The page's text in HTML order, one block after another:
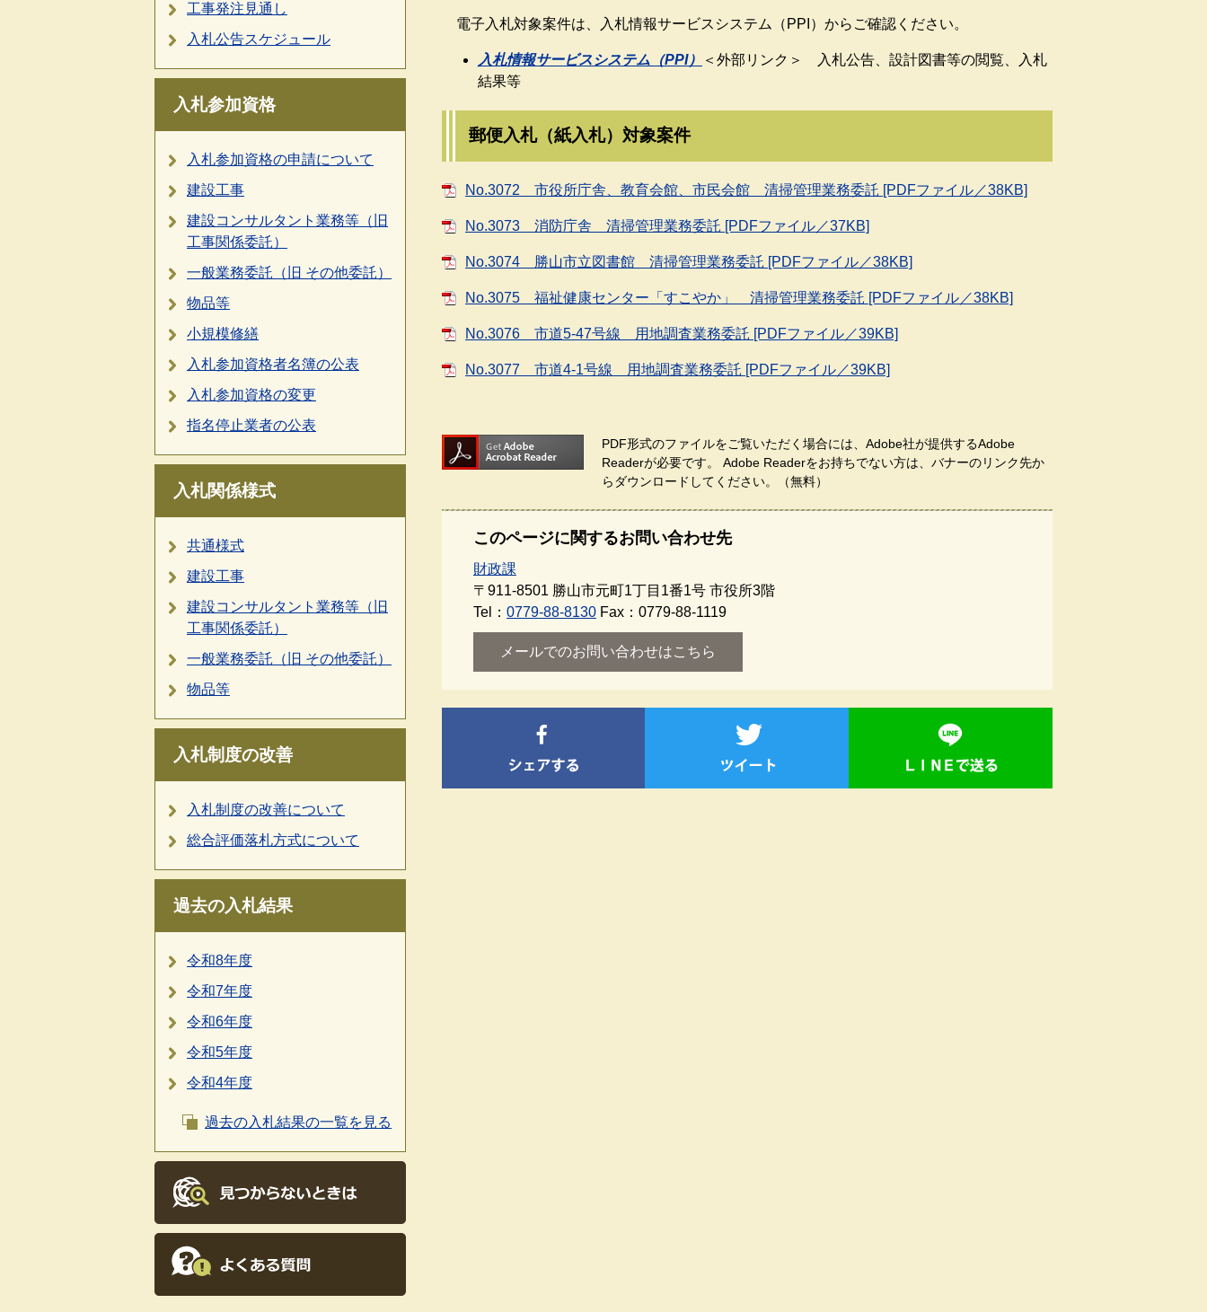
工事発注見通し
入札公告スケジュール
入札参加資格
入札参加資格の申請について
建設工事
建設コンサルタント業務等（旧
工事関係委託）
一般業務委託（旧 その他委託）
物品等
小規模修繕
入札参加資格者名簿の公表
入札参加資格の変更
指名停止業者の公表
入札関係様式
共通様式
建設工事
建設コンサルタント業務等（旧
工事関係委託）
一般業務委託（旧 その他委託）
物品等
入札制度の改善
入札制度の改善について
総合評価落札方式について
過去の入札結果
令和8年度
令和7年度
令和6年度
令和5年度
令和4年度
過去の入札結果の一覧を見る
電子入札対象案件は、入札情報サービスシステム（PPI）からご確認ください。
入札情報サービスシステム（PPI） ＜外部リンク＞ 入札公告、設計図書等の閲覧、入札
結果等
郵便入札（紙入札）対象案件
No.3072 市役所庁舎、教育会館、市民会館 清掃管理業務委託 [PDFファイル／38KB]
No.3073 消防庁舎 清掃管理業務委託 [PDFファイル／37KB]
No.3074 勝山市立図書館 清掃管理業務委託 [PDFファイル／38KB]
No.3075 福祉健康センター「すこやか」 清掃管理業務委託 [PDFファイル／38KB]
No.3076 市道5-47号線 用地調査業務委託 [PDFファイル／39KB]
No.3077 市道4-1号線 用地調査業務委託 [PDFファイル／39KB]
PDF形式のファイルをご覧いただく場合には、Adobe社が提供するAdobe
Readerが必要です。
Adobe Readerをお持ちでない方は、バナーのリンク先か
らダウンロードしてください。（無料）
このページに関するお問い合わせ先
財政課
〒911-8501 勝山市元町1丁目1番1号 市役所3階
Tel： 0779-88-8130 Fax：0779-88-1119
メールでのお問い合わせはこちら